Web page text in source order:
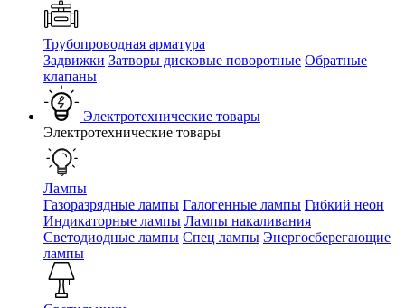
Трубопроводная арматура
Задвижки Затворы дисковые поворотные Обратные
клапаны
Электротехнические товары
Электротехнические товары
Лампы
Газоразрядные лампы Галогенные лампы Гибкий неон
Индикаторные лампы Лампы накаливания
Светодиодные лампы Спец лампы Энергосберегающие
лампы